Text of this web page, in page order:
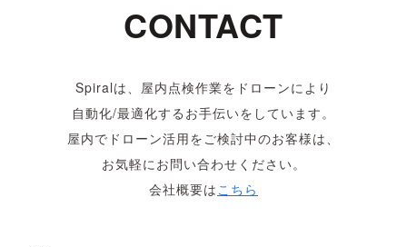
CONTACT
Spiralは、屋内点検作業をドローンにより
自動化/最適化するお手伝いをしています。
屋内でドローン活用をご検討中のお客様は、
お気軽にお問い合わせください。
会社概要はこちら